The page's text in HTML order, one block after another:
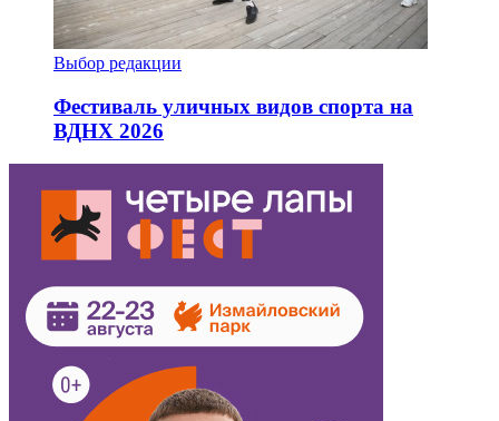
Выбор редакции
Фестиваль уличных видов спорта на
ВДНХ 2026